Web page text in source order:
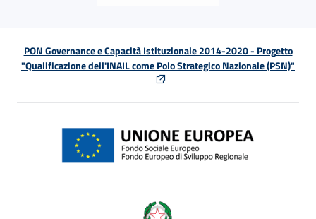
PON Governance e Capacità Istituzionale 2014-2020 - Progetto
"Qualificazione dell'INAIL come Polo Strategico Nazionale (PSN)"